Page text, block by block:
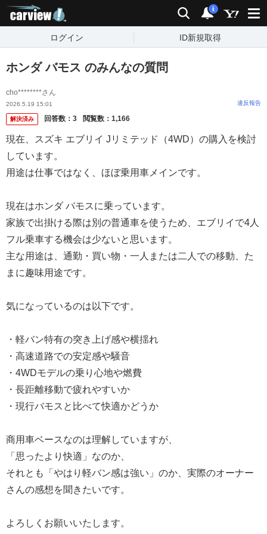
検索 通知
i
ログイン ID新規取得
ホンダ バモス のみんなの質問
cho********さん
2026.5.19 15:01 違反報告
解決済み 回答数： 3 閲覧数： 1,166
現在、スズキ エブリイ Jリミテッド（4WD）の購入を検討
しています。
用途は仕事ではなく、ほぼ乗用車メインです。
現在はホンダ バモスに乗っています。
家族で出掛ける際は別の普通車を使うため、エブリイで4人
フル乗車する機会は少ないと思います。
主な用途は、通勤・買い物・一人または二人での移動、た
まに趣味用途です。
気になっているのは以下です。
・軽バン特有の突き上げ感や横揺れ
・高速道路での安定感や騒音
・4WDモデルの乗り心地や燃費
・長距離移動で疲れやすいか
・現行バモスと比べて快適かどうか
商用車ベースなのは理解していますが、
「思ったより快適」なのか、
それとも「やはり軽バン感は強い」のか、実際のオーナー
さんの感想を聞きたいです。
よろしくお願いいたします。